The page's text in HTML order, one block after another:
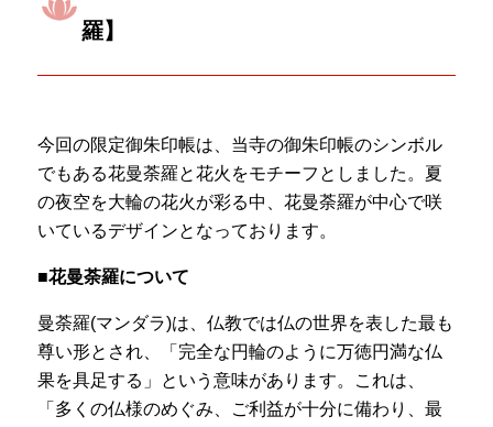
羅】
ㅤ今回の限定御朱印帳は、当寺の御朱印帳のシンボル
でもある花曼荼羅と花火をモチーフとしました。 夏
の夜空を大輪の花火が彩る中、花曼荼羅が中心で咲
いているデザインとなっております。
■花曼荼羅について
曼荼羅(マンダラ)は、仏教では仏の世界を表した最も
尊い形とされ、「完全な円輪のように万徳円満な仏
果を具足する」という意味があります。これは、
「多くの仏様のめぐみ、ご利益が十分に備わり、最